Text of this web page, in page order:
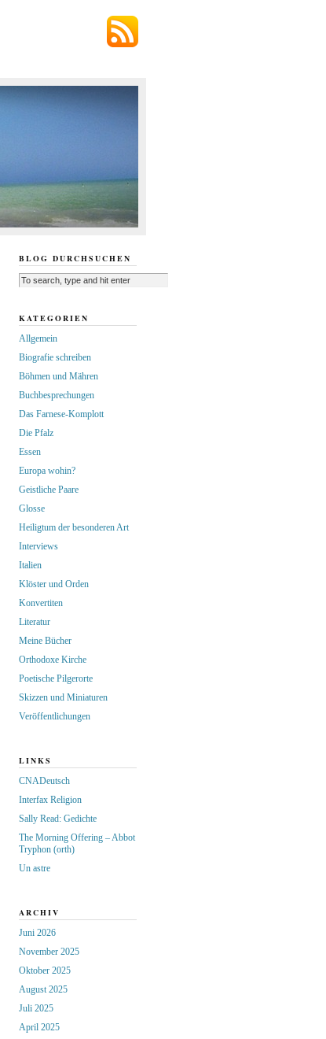
BLOG DURCHSUCHEN
KATEGORIEN
Allgemein
Biografie schreiben
Böhmen und Mähren
Buchbesprechungen
Das Farnese-Komplott
Die Pfalz
Essen
Europa wohin?
Geistliche Paare
Glosse
Heiligtum der besonderen Art
Interviews
Italien
Klöster und Orden
Konvertiten
Literatur
Meine Bücher
Orthodoxe Kirche
Poetische Pilgerorte
Skizzen und Miniaturen
Veröffentlichungen
LINKS
CNADeutsch
Interfax Religion
Sally Read: Gedichte
The Morning Offering – Abbot
Tryphon (orth)
Un astre
ARCHIV
Juni 2026
November 2025
Oktober 2025
August 2025
Juli 2025
April 2025